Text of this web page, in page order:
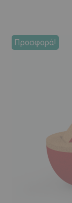
Προσφορά!